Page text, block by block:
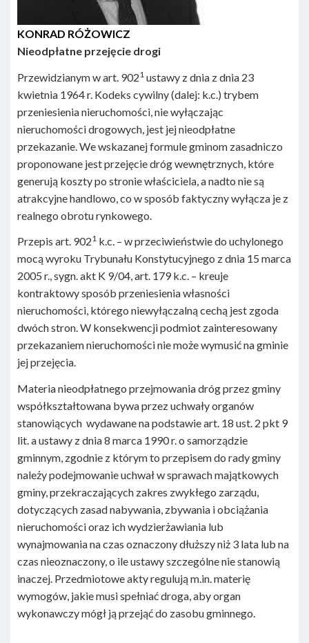
KONRAD RÓŻOWICZ
Nieodpłatne przejęcie drogi
Przewidzianym w art. 9021 ustawy z dnia z dnia 23
kwietnia 1964 r. Kodeks cywilny (dalej: k.c.) trybem
przeniesienia nieruchomości, nie wyłączając
nieruchomości drogowych, jest jej nieodpłatne
przekazanie. We wskazanej formule gminom zasadniczo
proponowane jest przejęcie dróg wewnętrznych, które
generują koszty po stronie właściciela, a nadto nie są
atrakcyjne handlowo, co w sposób faktyczny wyłącza je z
realnego obrotu rynkowego.
Przepis art. 9021 k.c. – w przeciwieństwie do uchylonego
mocą wyroku Trybunału Konstytucyjnego z dnia 15 marca
2005 r., sygn. akt K 9/04, art. 179 k.c. – kreuje
kontraktowy sposób przeniesienia własności
nieruchomości, którego niewyłączalną cechą jest zgoda
dwóch stron. W konsekwencji podmiot zainteresowany
przekazaniem nieruchomości nie może wymusić na gminie
jej przejęcia.
Materia nieodpłatnego przejmowania dróg przez gminy
współkształtowana bywa przez uchwały organów
stanowiących wydawane na podstawie art. 18 ust. 2 pkt 9
lit. a ustawy z dnia 8 marca 1990 r. o samorządzie
gminnym, zgodnie z którym to przepisem do rady gminy
należy podejmowanie uchwał w sprawach majątkowych
gminy, przekraczających zakres zwykłego zarządu,
dotyczących zasad nabywania, zbywania i obciążania
nieruchomości oraz ich wydzierżawiania lub
wynajmowania na czas oznaczony dłuższy niż 3 lata lub na
czas nieoznaczony, o ile ustawy szczególne nie stanowią
inaczej. Przedmiotowe akty regulują m.in. materię
wymogów, jakie musi spełniać droga, aby organ
wykonawczy mógł ją przejąć do zasobu gminnego.